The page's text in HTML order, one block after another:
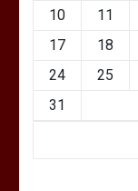
10
11
17
18
24
25
31